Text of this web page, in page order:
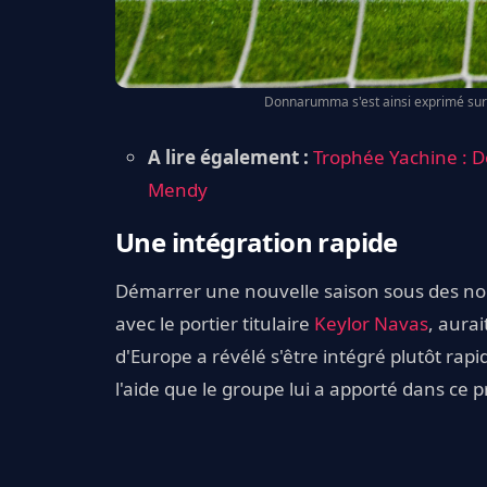
Donnarumma s'est ainsi exprimé
A lire également : Trophée Yachine :
Mendy
Une intégration rapide
Démarrer une nouvelle saison sous des
avec le portier titulaire Keylor Navas,
d'Europe a révélé s'être intégré plutôt
l'aide que le groupe lui a apporté dans ce